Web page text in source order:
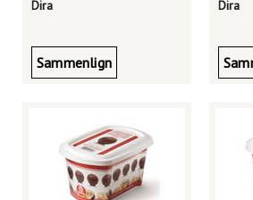
Dira
Sammenlign
Dira